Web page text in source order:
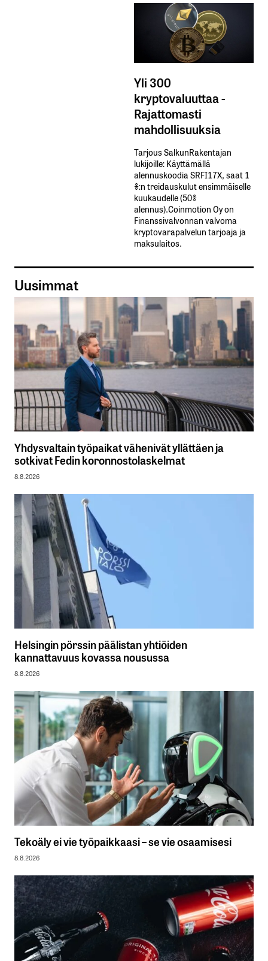
Yli 300
kryptovaluuttaa -
Rajattomasti
mahdollisuuksia
Tarjous SalkunRakentajan
lukijoille: Käyttämällä​ ​
alennuskoodia​ ​SRFI17X,​ ​saat​ ​1
%:n treidauskulut​ ​ensimmäiselle​ ​
kuukaudelle​ ​(50%​ ​
alennus).Coinmotion Oy on
Finanssivalvonnan valvoma
kryptovarapalvelun tarjoaja ja
maksulaitos.
Uusimmat
Yhdysvaltain työpaikat vähenivät yllättäen ja
sotkivat Fedin koronnostolaskelmat
8.8.2026
Helsingin pörssin päälistan yhtiöiden
kannattavuus kovassa nousussa
8.8.2026
Tekoäly ei vie työpaikkaasi – se vie osaamisesi
8.8.2026